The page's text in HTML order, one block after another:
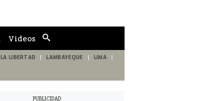
de
búsqueda
Videos
LA LIBERTAD LAMBAYEQUE LIMA